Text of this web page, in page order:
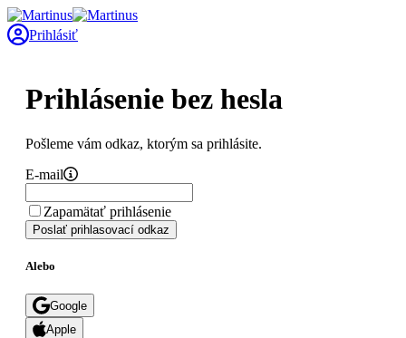
Prihlásiť
Prihlásenie bez hesla
Pošleme vám odkaz, ktorým sa prihlásite.
E-mail
Zapamätať prihlásenie
Poslať prihlasovací odkaz
Alebo
Google
Apple